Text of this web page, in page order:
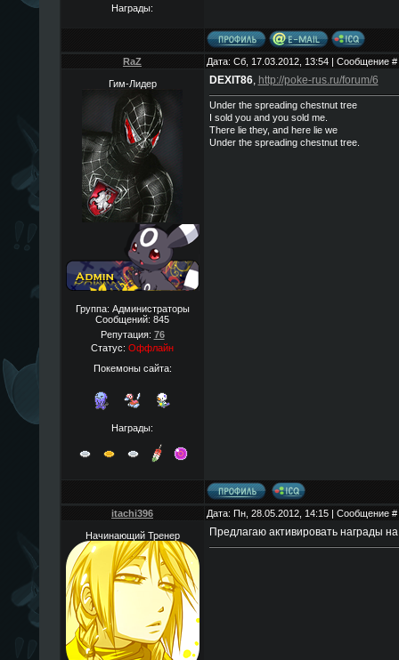
Награды:
RaZ Дата: Сб, 17.03.2012, 13:54 | Сообщение #
Гим-Лидер
Группа: Администраторы
Сообщений: 845
Репутация: 76
Статус: Оффлайн
Покемоны сайта:
Награды:
DEXIT86, http://poke-rus.ru/forum/6
Under the spreading chestnut tree
I sold you and you sold me.
There lie they, and here lie we
Under the spreading chestnut tree.
itachi396 Дата: Пн, 28.05.2012, 14:15 | Сообщение #
Начинающий Тренер Предлагаю активировать награды